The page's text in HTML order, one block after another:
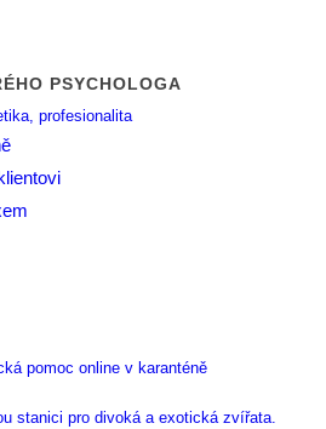
PSYCHOLOGA
stanici pro divoká a exotická zvířata.